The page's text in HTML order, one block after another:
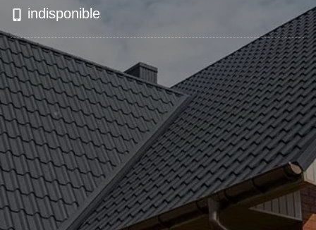
indisponible